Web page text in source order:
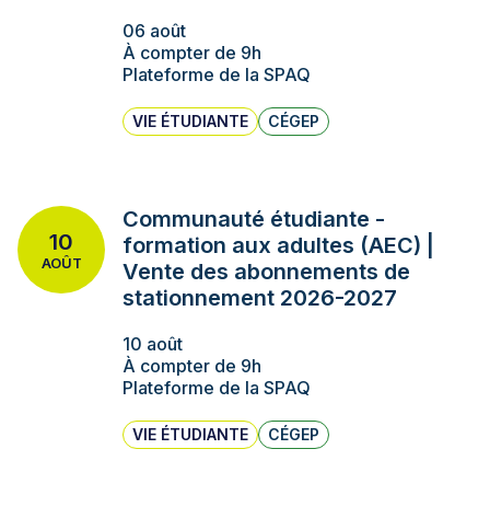
06 août
À compter de 9h
Plateforme de la SPAQ
VIE ÉTUDIANTE CÉGEP
10
AOÛT
Communauté étudiante -
formation aux adultes (AEC) |
Vente des abonnements de
stationnement 2026-2027
10 août
À compter de 9h
Plateforme de la SPAQ
VIE ÉTUDIANTE CÉGEP